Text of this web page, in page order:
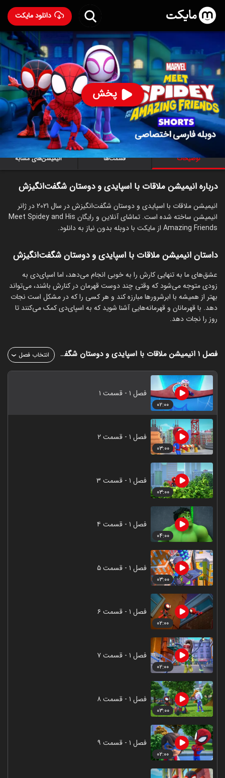
دانلود مایکت
پخش
انیمیشن ملاقات با اسپایدی و دوستان شگفت‌انگیزش با دوبله
فارسی- Meet Spidey and His Amazing Friends 2021
۳۱۸ 74% ۵.۸
ساخت آمریکا سال 2021
رده سنی ۷+
سریال
انیمیشن خانوادگی
توضیحات قسمت‌ها انیمیشن‌های مشابه
درباره انیمیشن ملاقات با اسپایدی و دوستان شگفت‌انگیزش
انیمیشن ملاقات با اسپایدی و دوستان شگفت‌انگیزش در سال 2021 در ژانر
انیمیشن ساخته شده است. تماشای آنلاین و رایگان Meet Spidey and His
Amazing Friends از مایکت با دوبله بدون نیاز به دانلود.
داستان انیمیشن ملاقات با اسپایدی و دوستان شگفت‌انگیزش
عشق‌های ما به تنهایی کارش را به خوبی انجام می‌دهد، اما اسپای‌دی به
زودی متوجه می‌شود که وقتی چند دوست قهرمان در کنارش باشند، می‌تواند
بهتر از همیشه با ابرشرورها مبارزه کند و هر کسی را که در مشکل است نجات
دهد. با قهرمانان و قهرمانه‌هایی آشنا شوید که به اسپای‌دی کمک می‌کنند تا
روز را نجات دهد.
فصل ۱ انیمیشن ملاقات با اسپایدی و دوستان شگفت‌انگیزش انتخاب فصل
۰۲:۰۰
فصل ۱ - قسمت ۱
۰۳:۰۰
فصل ۱ - قسمت ۲
۰۳:۰۰
فصل ۱ - قسمت ۳
۰۴:۰۰
فصل ۱ - قسمت ۴
۰۳:۰۰
فصل ۱ - قسمت ۵
۰۲:۰۰
فصل ۱ - قسمت ۶
۰۲:۰۰
فصل ۱ - قسمت ۷
۰۳:۰۰
فصل ۱ - قسمت ۸
۰۲:۰۰
فصل ۱ - قسمت ۹